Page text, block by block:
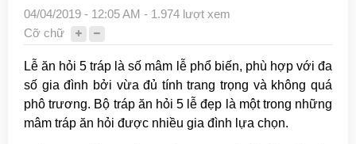
04/04/2019 - 12:05 AM - 1.974 lượt xem
Cỡ chữ
Lễ ăn hỏi 5 tráp là số mâm lễ phổ biến, phù hợp với đa
số gia đình bởi vừa đủ tính trang trọng và không quá
phô trương. Bộ tráp ăn hỏi 5 lễ đẹp là một trong những
mâm tráp ăn hỏi được nhiều gia đình lựa chọn.